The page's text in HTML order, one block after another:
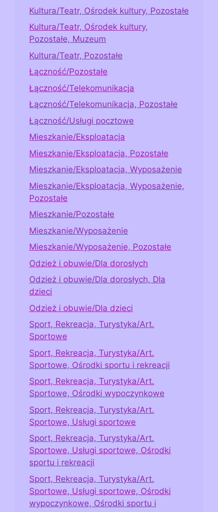
Kultura/Teatr, Ośrodek kultury, Pozostałe
Kultura/Teatr, Ośrodek kultury,
Pozostałe, Muzeum
Kultura/Teatr, Pozostałe
Łączność/Pozostałe
Łączność/Telekomunikacja
Łączność/Telekomunikacja, Pozostałe
Łączność/Usługi pocztowe
Mieszkanie/Eksploatacja
Mieszkanie/Eksploatacja, Pozostałe
Mieszkanie/Eksploatacja, Wyposażenie
Mieszkanie/Eksploatacja, Wyposażenie,
Pozostałe
Mieszkanie/Pozostałe
Mieszkanie/Wyposażenie
Mieszkanie/Wyposażenie, Pozostałe
Odzież i obuwie/Dla dorosłych
Odzież i obuwie/Dla dorosłych, Dla
dzieci
Odzież i obuwie/Dla dzieci
Sport, Rekreacja, Turystyka/Art.
Sportowe
Sport, Rekreacja, Turystyka/Art.
Sportowe, Ośrodki sportu i rekreacji
Sport, Rekreacja, Turystyka/Art.
Sportowe, Ośrodki wypoczynkowe
Sport, Rekreacja, Turystyka/Art.
Sportowe, Usługi sportowe
Sport, Rekreacja, Turystyka/Art.
Sportowe, Usługi sportowe, Ośrodki
sportu i rekreacji
Sport, Rekreacja, Turystyka/Art.
Sportowe, Usługi sportowe, Ośrodki
wypoczynkowe, Ośrodki sportu i